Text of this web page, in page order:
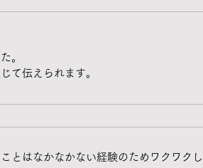
。
て伝えられます。
とはなかなかない経験のためワクワク